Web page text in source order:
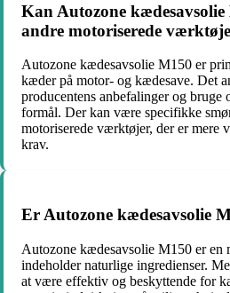
Kan Autozone kædesavsolie
andre motoriserede
Autozone kædesavsolie M150 er
kæder på motor- og kædesave. Det
producentens anbefalinger og bruge
formål. Der kan være specifikke
motoriserede værktøjer, der er mere
krav.
Er Autozone kædesavsolie
Autozone kædesavsolie M150 er en
indeholder naturlige ingredienser.
at være effektiv og beskyttende for